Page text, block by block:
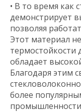
• В то время как
демонстрирует
позволяя
Этот материал
термостойкости
обладает
Благодаря этим
более